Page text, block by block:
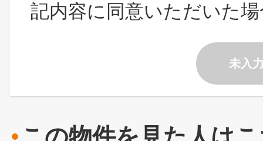
記内容に同意いただいた
未入